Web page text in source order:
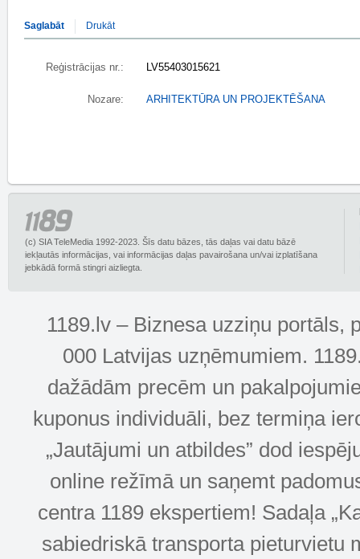
Saglabāt Drukāt
Reģistrācijas nr.: LV55403015621
Nozare: ARHITEKTŪRA UN PROJEKTĒŠANA
(c) SIA TeleMedia 1992-2023. Šīs datu bāzes, tās daļas vai datu bāzē
iekļautās informācijas, vai informācijas daļas pavairošana un/vai izplatīšana
jebkādā formā stingri aizliegta.
1189.lv – Biznesa uzziņu portāls,
000 Latvijas uzņēmumiem.
dažādām precēm un
kuponus individuāli, bez termiņa
„Jautājumi un atbildes” dod
online režīmā un saņemt
centra 1189 ekspertiem! Sadaļa
sabiedriskā transporta pieturvietu